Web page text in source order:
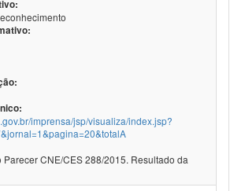
imprensa/jsp/visualiza/index.jsp?
CNE/CES 288/2015. Resultado da